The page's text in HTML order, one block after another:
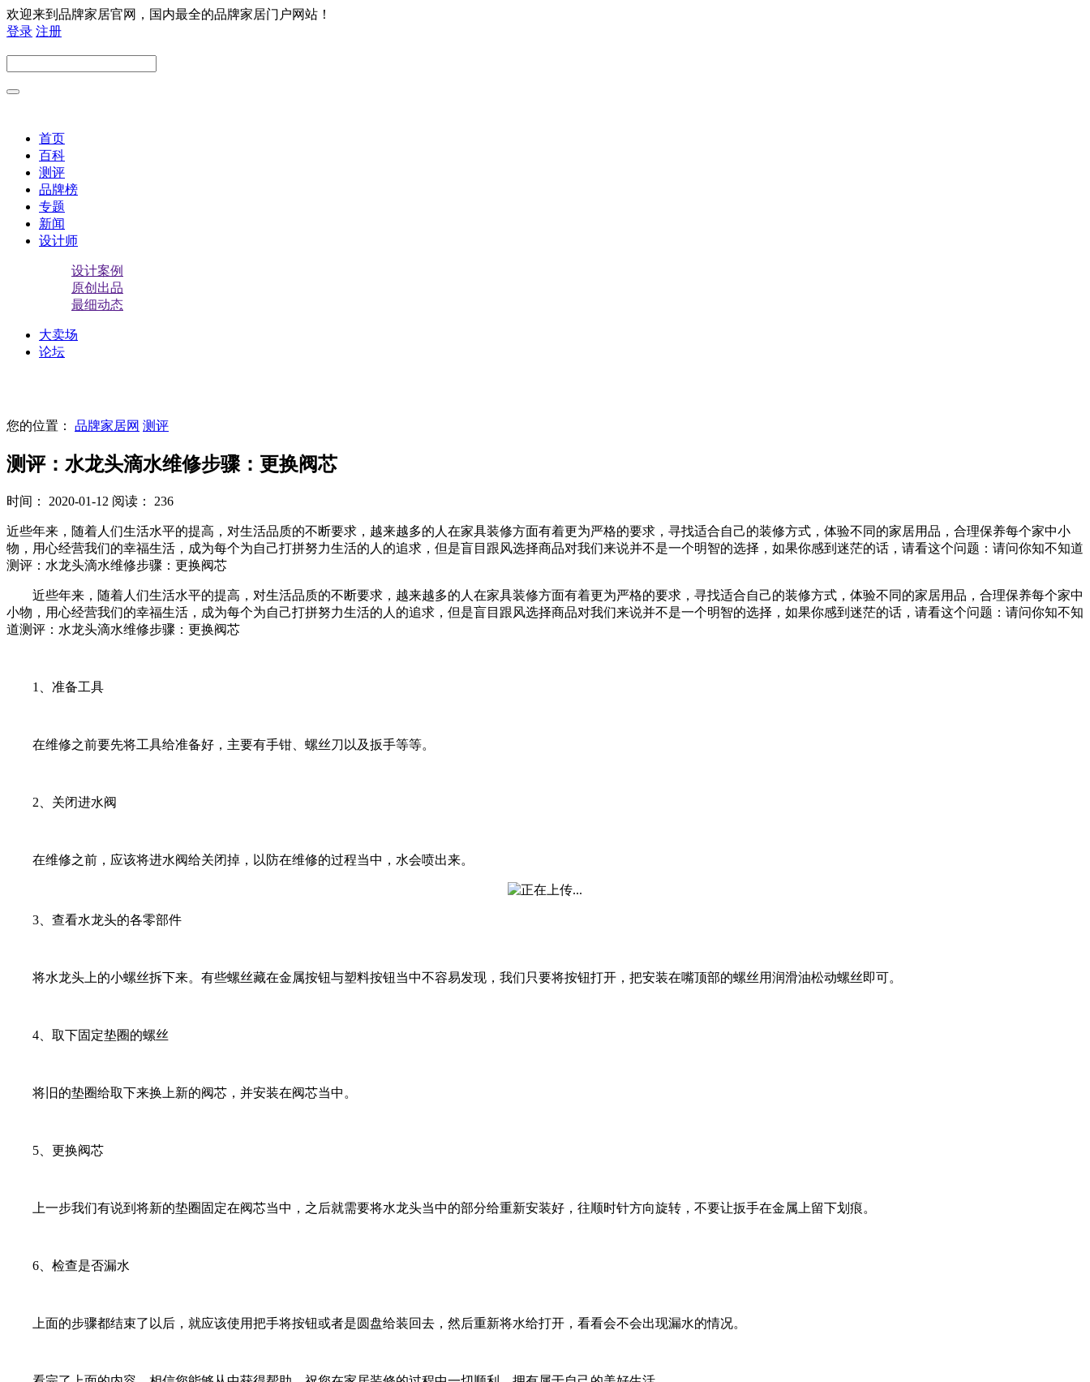
欢迎来到品牌家居官网，国内最全的品牌家居门户网站！
登录 注册
首页
百科
测评
品牌榜
专题
新闻
设计师
设计案例
原创出品
最细动态
大卖场
论坛
您的位置： 品牌家居网 测评
测评：水龙头滴水维修步骤：更换阀芯
时间： 2020-01-12 阅读： 236
近些年来，随着人们生活水平的提高，对生活品质的不断要求，越来越多的人在家具装修方面有着更为严格的要求，寻找适合自己的装修方式，体验不同的家居用品，合理保养每个家中小
物，用心经营我们的幸福生活，成为每个为自己打拼努力生活的人的追求，但是盲目跟风选择商品对我们来说并不是一个明智的选择，如果你感到迷茫的话，请看这个问题：请问你知不知道
测评：水龙头滴水维修步骤：更换阀芯
近些年来，随着人们生活水平的提高，对生活品质的不断要求，越来越多的人在家具装修方面有着更为严格的要求，寻找适合自己的装修方式，体验不同的家居用品，合理保养每个家中
小物，用心经营我们的幸福生活，成为每个为自己打拼努力生活的人的追求，但是盲目跟风选择商品对我们来说并不是一个明智的选择，如果你感到迷茫的话，请看这个问题：请问你知不知
道测评：水龙头滴水维修步骤：更换阀芯
1、准备工具
在维修之前要先将工具给准备好，主要有手钳、螺丝刀以及扳手等等。
2、关闭进水阀
在维修之前，应该将进水阀给关闭掉，以防在维修的过程当中，水会喷出来。
3、查看水龙头的各零部件
将水龙头上的小螺丝拆下来。有些螺丝藏在金属按钮与塑料按钮当中不容易发现，我们只要将按钮打开，把安装在嘴顶部的螺丝用润滑油松动螺丝即可。
4、取下固定垫圈的螺丝
将旧的垫圈给取下来换上新的阀芯，并安装在阀芯当中。
5、更换阀芯
上一步我们有说到将新的垫圈固定在阀芯当中，之后就需要将水龙头当中的部分给重新安装好，往顺时针方向旋转，不要让扳手在金属上留下划痕。
6、检查是否漏水
上面的步骤都结束了以后，就应该使用把手将按钮或者是圆盘给装回去，然后重新将水给打开，看看会不会出现漏水的情况。